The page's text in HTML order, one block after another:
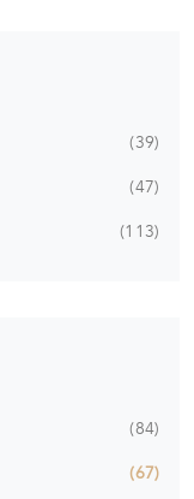
39
47
113
84
67